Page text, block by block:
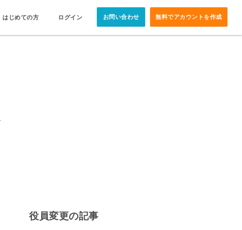
はじめての方 ログイン お問い合わせ 無料でアカウントを作成
役員変更の記事